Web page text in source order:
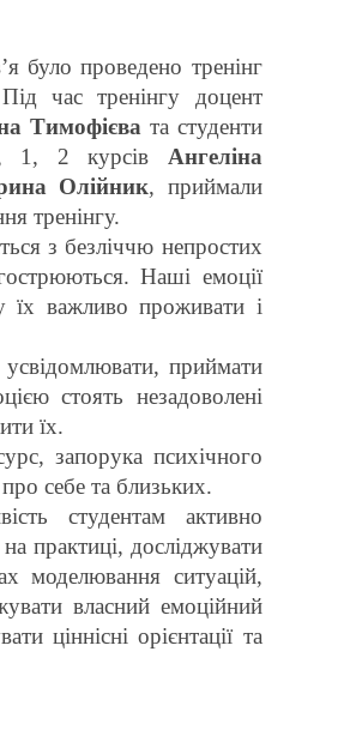
було проведено тренінг
час тренінгу доцент
Тимофієва та студенти
1, 2 курсів Ангеліна
Олійник, приймали
тренінгу.
з безліччю непростих
Наші емоції
їх важливо проживати і
приймати
стоять незадоволені
їх.
запорука психічного
себе та близьких.
студентам активно
на практиці, досліджувати
моделювання ситуацій,
власний емоційний
ціннісні орієнтації та